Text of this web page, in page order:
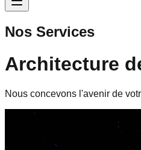
Nos Services
Architecture
Nous concevons l'avenir de